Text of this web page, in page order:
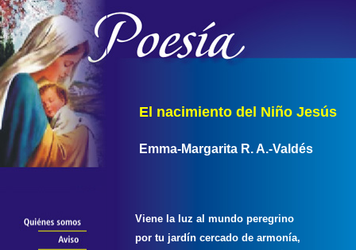
El nacimiento del Niño Jesús
Emma-Margarita R. A.-Valdés
Viene la luz al mundo peregrino
por tu jardín cercado de armonía,